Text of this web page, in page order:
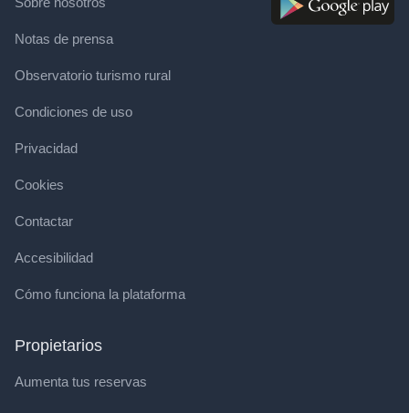
Notas de prensa
Observatorio turismo rural
Condiciones de uso
Privacidad
Cookies
Contactar
Accesibilidad
Cómo funciona la plataforma
Propietarios
Aumenta tus reservas